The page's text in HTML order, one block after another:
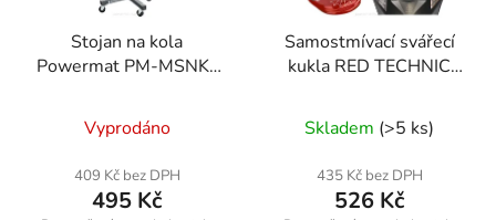
Stojan na kola
Powermat PM-MSNK-
šířka 235 mm
Vyprodáno
409 Kč bez DPH
495 Kč
Samostmívací svářecí
kukla RED TECHNIC
Skladem (>5 ks)
435 Kč bez DPH
526 Kč